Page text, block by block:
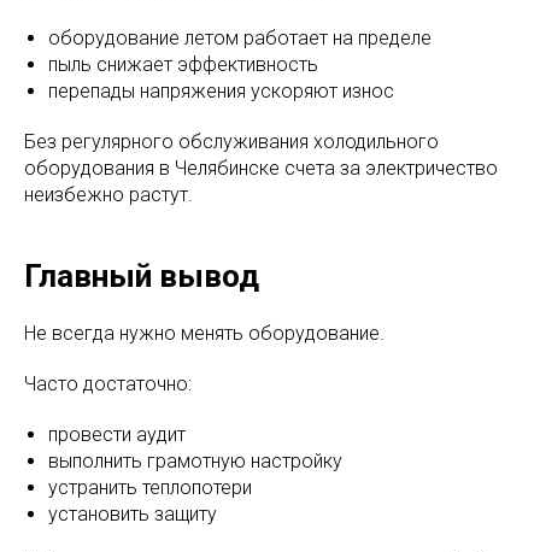
оборудование летом работает на пределе
пыль снижает эффективность
перепады напряжения ускоряют износ
Без регулярного обслуживания холодильного
оборудования в Челябинске счета за электричество
неизбежно растут.
Главный вывод
Не всегда нужно менять оборудование.
Часто достаточно:
провести аудит
выполнить грамотную настройку
устранить теплопотери
установить защиту